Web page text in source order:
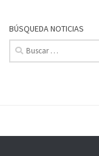
BÚSQUEDA NOTICIAS
Buscar: